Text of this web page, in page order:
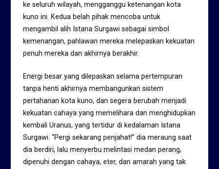
ke seluruh wilayah, mengganggu ketenangan kota
kuno ini. Kedua belah pihak mencoba untuk
mengambil alih Istana Surgawi sebagai simbol
kemenangan, pahlawan mereka melepaskan kekuatan
penuh mereka dan akhirnya berakhir.
Energi besar yang dilepaskan selama pertempuran
tanpa henti akhirnya membangunkan sistem
pertahanan kota kuno, dan segera berubah menjadi
kekuatan cahaya yang memelihara dan menghidupkan
kembali Uranus, yang tertidur di kedalaman Istana
Surgawi. “Pergi sekarang penjahat!” dia meraung saat
dia berdiri, lalu menyerbu melintasi medan perang,
dipenuhi dengan cahaya, eter, dan amarah yang tak